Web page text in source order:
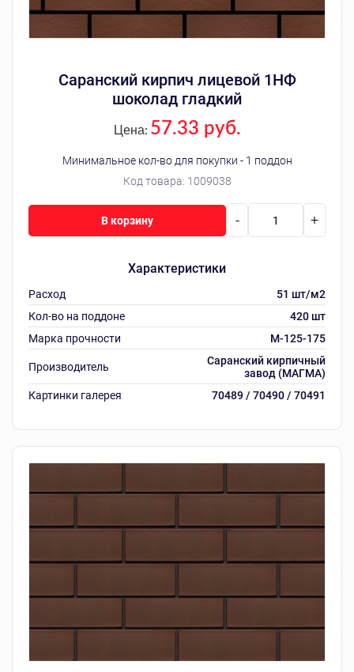
Саранский кирпич лицевой 1НФ
шоколад гладкий
Код товара: 1009038
Цена: 57.33 руб.
Минимальное кол-во для покупки - 1 поддон
Характеристики
Расход
51 шт/м2
Кол-во на поддоне
420 шт
Марка прочности
M-125-175
Производитель
Саранский кирпичный
завод (МАГМА)
Картинки галерея
70489 / 70490 / 70491
- +
В корзину